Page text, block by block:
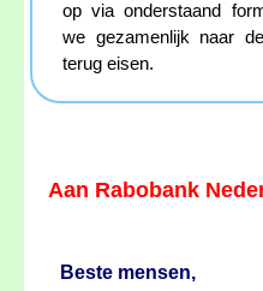
op via onderstaand
we gezamenlijk naar
terug eisen.
Aan Rabobank
Beste mensen,